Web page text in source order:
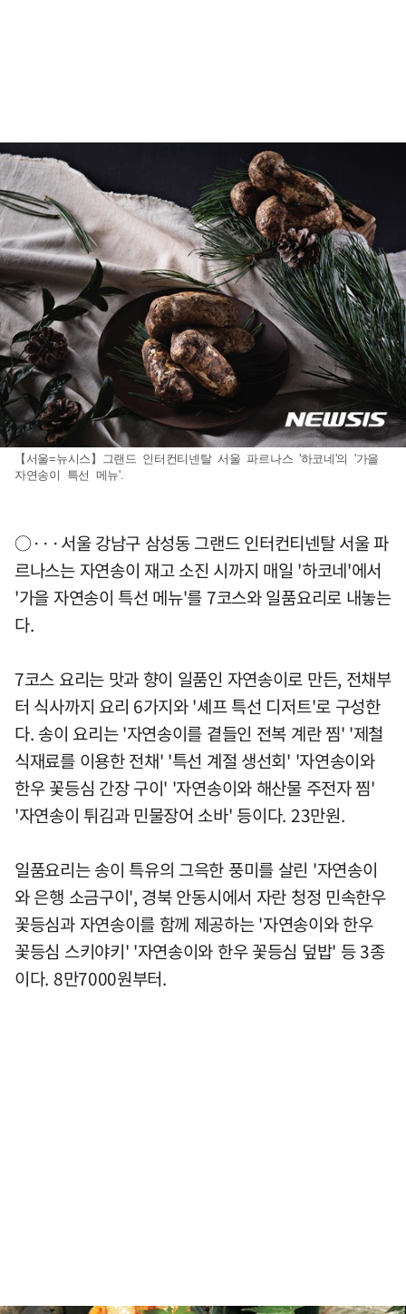
【서울=뉴시스】그랜드 인터컨티넨탈 서울 파르나스 '하코네'의 '가을
자연송이 특선 메뉴'.
○···서울 강남구 삼성동 그랜드 인터컨티넨탈 서울 파
르나스는 자연송이 재고 소진 시까지 매일 '하코네'에서
'가을 자연송이 특선 메뉴'를 7코스와 일품요리로 내놓는
다.
7코스 요리는 맛과 향이 일품인 자연송이로 만든, 전채부
터 식사까지 요리 6가지와 '셰프 특선 디저트'로 구성한
다. 송이 요리는 '자연송이를 곁들인 전복 계란 찜' '제철
식재료를 이용한 전채' '특선 계절 생선회' '자연송이와
한우 꽃등심 간장 구이' '자연송이와 해산물 주전자 찜'
'자연송이 튀김과 민물장어 소바' 등이다. 23만원.
일품요리는 송이 특유의 그윽한 풍미를 살린 '자연송이
와 은행 소금구이', 경북 안동시에서 자란 청정 민속한우
꽃등심과 자연송이를 함께 제공하는 '자연송이와 한우
꽃등심 스키야키' '자연송이와 한우 꽃등심 덮밥' 등 3종
이다. 8만7000원부터.